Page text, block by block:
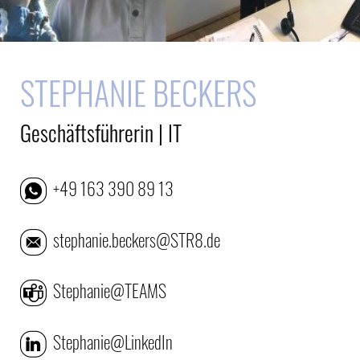
STEPHANIE BECKERS
Geschäftsführerin | IT
+49 163 390 89 13
stephanie.beckers@STR8.de
Stephanie@TEAMS
Stephanie@LinkedIn